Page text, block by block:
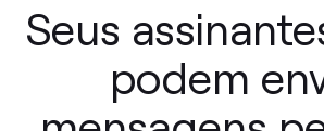
Seus
podem